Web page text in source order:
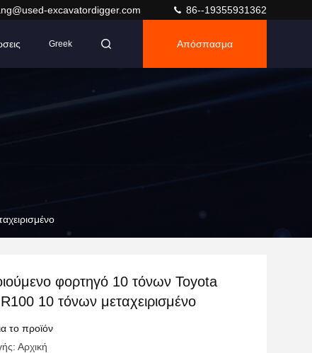
excavatordigger.com 86--19355931362
Greek Απόσπασμα
φορτηγό 10 τόνων Toyota
10 τόνων μεταχειρισμένο
το προϊόν
Αρχική